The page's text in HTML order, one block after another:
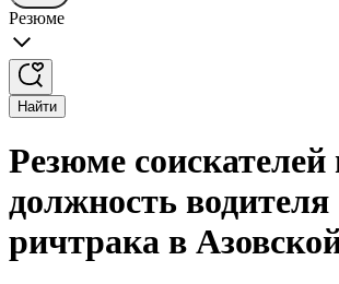
Резюме
Найти
Резюме соискателей
должность водителя
ричтрака в